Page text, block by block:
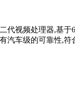
代视频处理器,基
汽车级的可靠性,